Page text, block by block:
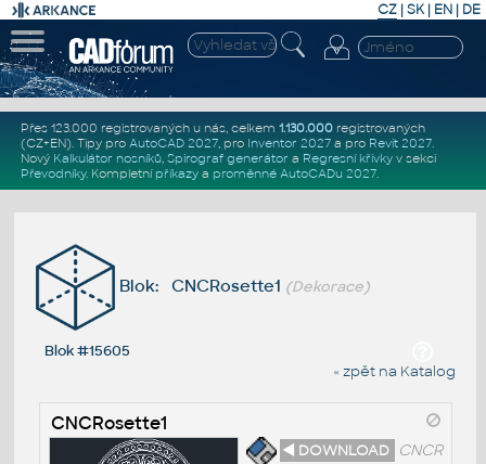
CZ | SK| EN | DE
Přes 123.000 registrovaných u nás, celkem 1.130.000registrovaných
(CZ+EN). Tipy pro AutoCAD 2027, pro Inventor 2027a pro Revit 2027.
Nový Kalkulátor nosníků, Spirograf generátor a Regresní křivkyv sekci
Převodníky. Kompletní příkazya proměnné AutoCADu 2027.
Blok: CNCRosette1 (Dekorace)
Blok #15605
« zpět na Katalog
CNCRosette1
◄ DOWNLOAD
CNCR